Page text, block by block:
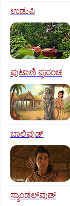
ಉಡುಪಿ
ಪುಟಾಣಿ ಪ್ರಪಂಚ
ಬಾಲಿವುಡ್‌
ಸ್ಯಾಂಡಲ್‌ವುಡ್‌